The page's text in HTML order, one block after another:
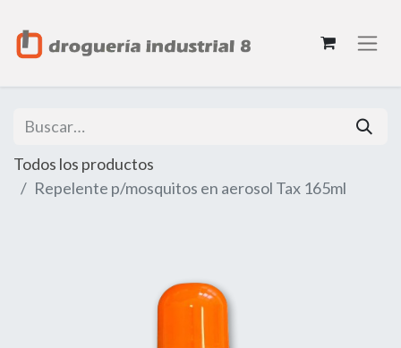
Todos los productos
Repelente p/mosquitos en aerosol Tax 165ml